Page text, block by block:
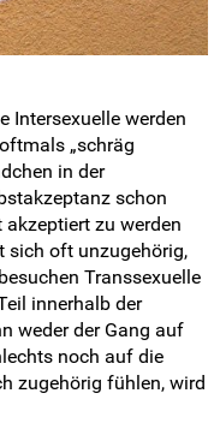
Intersexuelle werden
„schräg
in der
schon
zu werden
sich oft unzugehörig,
Transsexuelle
innerhalb der
weder der Gang auf
noch auf die
zugehörig fühlen, wird